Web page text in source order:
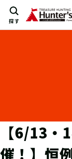
探す
【6/13・
催！】恒